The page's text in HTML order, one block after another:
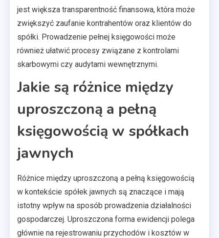
jest większa transparentność finansowa, która może
zwiększyć zaufanie kontrahentów oraz klientów do
spółki. Prowadzenie pełnej księgowości może
również ułatwić procesy związane z kontrolami
skarbowymi czy audytami wewnętrznymi.
Jakie są różnice między
uproszczoną a pełną
księgowością w spółkach
jawnych
Różnice między uproszczoną a pełną księgowością
w kontekście spółek jawnych są znaczące i mają
istotny wpływ na sposób prowadzenia działalności
gospodarczej. Uproszczona forma ewidencji polega
głównie na rejestrowaniu przychodów i kosztów w